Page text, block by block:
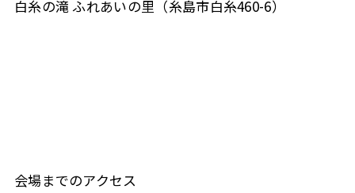
白糸の滝 ふれあいの里（糸島市白糸460-6）
会場までのアクセス